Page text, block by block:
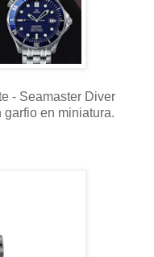
- Seamaster Diver
en miniatura.